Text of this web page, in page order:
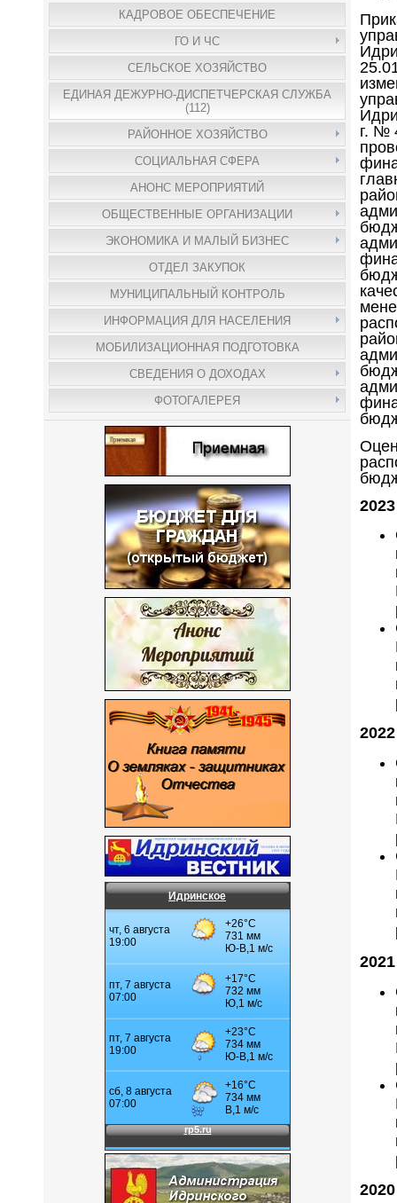
КАДРОВОЕ ОБЕСПЕЧЕНИЕ
ГО И ЧС
СЕЛЬСКОЕ ХОЗЯЙСТВО
ЕДИНАЯ ДЕЖУРНО-ДИСПЕТЧЕРСКАЯ СЛУЖБА
(112)
РАЙОННОЕ ХОЗЯЙСТВО
СОЦИАЛЬНАЯ СФЕРА
АНОНС МЕРОПРИЯТИЙ
ОБЩЕСТВЕННЫЕ ОРГАНИЗАЦИИ
ЭКОНОМИКА И МАЛЫЙ БИЗНЕС
ОТДЕЛ ЗАКУПОК
МУНИЦИПАЛЬНЫЙ КОНТРОЛЬ
ИНФОРМАЦИЯ ДЛЯ НАСЕЛЕНИЯ
МОБИЛИЗАЦИОННАЯ ПОДГОТОВКА
СВЕДЕНИЯ О ДОХОДАХ
ФОТОГАЛЕРЕЯ
Идринское
г. №